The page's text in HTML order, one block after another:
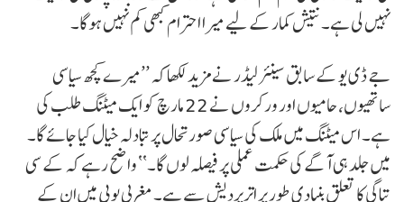
نہیں لی ہے۔ نتیش کمار کے لیے میرا احترام کبھی کم نہیں ہوگا۔
جے ڈی یو کے سابق سینئر لیڈر نے مزید لکھا کہ ’’میرے کچھ سیاسی
ساتھیوں، حامیوں اور ورکروں نے 22 مارچ کو ایک میٹنگ طلب کی
ہے۔ اس میٹنگ میں ملک کی سیاسی صورتحال پر تبادلہ خیال کیا جائے گا۔
میں جلد ہی آگے کی حکمت عملی پر فیصلہ لوں گا۔‘‘ واضح رہے کہ کے سی
تیاگی کا تعلق بنیادی طور پر اترپردیش سے ہے۔ مغربی یوپی میں ان کے